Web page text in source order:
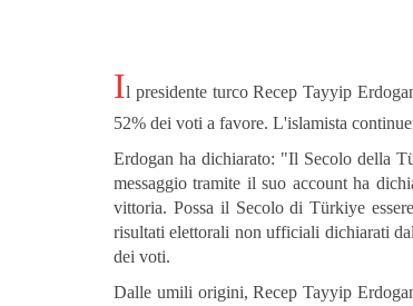
Il presidente turco Recep Tayyip
52% dei voti a favore. L'islamista
Erdogan ha dichiarato: "Il Secolo della
messaggio tramite il suo account ha
vittoria. Possa il Secolo di Türkiye
risultati elettorali non ufficiali dichiarati
dei voti.
Dalle umili origini, Recep Tayyip